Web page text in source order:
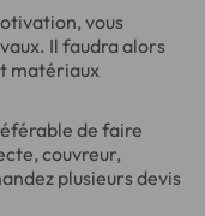
vous
Il faudra alors
matériaux
de faire
couvreur,
plusieurs devis